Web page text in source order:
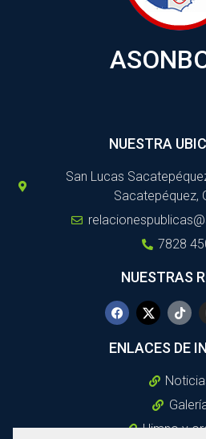
NUESTRA
San Lucas
Sacatepéquez,
7828
NUESTRAS
ENLACES DE
Himno y